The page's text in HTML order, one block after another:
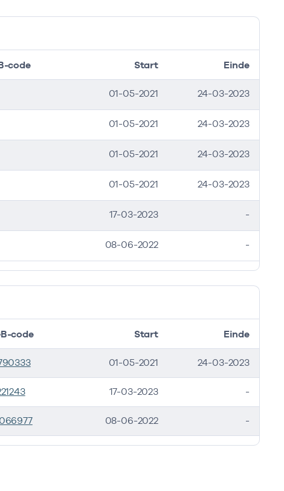
code Start Einde
01-05-2021 24-03-2023
01-05-2021 24-03-2023
01-05-2021 24-03-2023
01-05-2021 24-03-2023
17-03-2023 -
08-06-2022 -
code Start Einde
01-05-2021 24-03-2023
17-03-2023 -
08-06-2022 -